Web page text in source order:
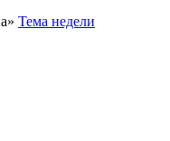
Тема недели